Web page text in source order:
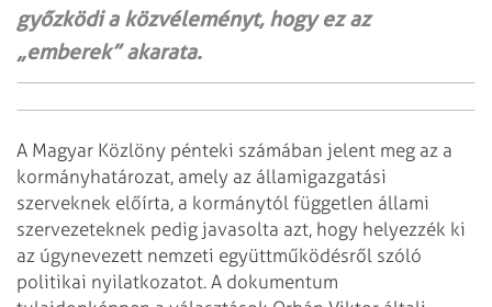
győzködi a közvéleményt, hogy ez az
„emberek” akarata.
A Magyar Közlöny pénteki számában jelent meg az a
kormányhatározat, amely az államigazgatási
szerveknek előírta, a kormánytól független állami
szervezeteknek pedig javasolta azt, hogy helyezzék ki
az úgynevezett nemzeti együttműködésről szóló
politikai nyilatkozatot. A dokumentum